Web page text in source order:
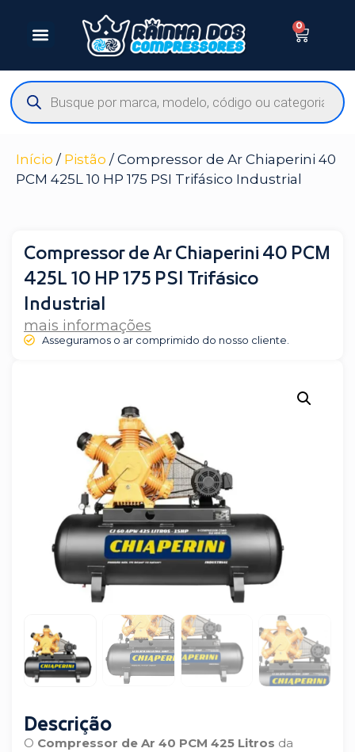
0
Início / Pistão / Compressor de Ar Chiaperini 40
PCM 425L 10 HP 175 PSI Trifásico Industrial
Descrição
O Compressor de Ar 40 PCM 425 Litros da
Compressor de Ar Chiaperini 40 PCM
425L 10 HP 175 PSI Trifásico
Industrial
mais informações
Asseguramos o ar comprimido do nosso cliente.